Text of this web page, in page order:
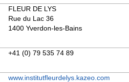
FLEUR DE LYS
Rue du Lac 36
1400 Yverdon-les-Bains
+41 (0) 79 535 74 89
www.institutfleurdelys.kazeo.com